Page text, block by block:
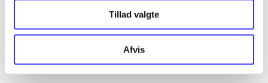
Tillad valgte
Afvis